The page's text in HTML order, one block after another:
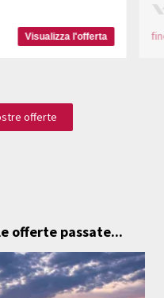
Visualizza l'offerta
offerte
offerte passate...